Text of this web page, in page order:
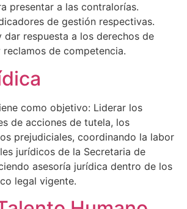
presentar a las contralorías.
de gestión respectivas.
dar respuesta a los derechos de
reclamos de competencia.
como objetivo: Liderar los
de acciones de tutela, los
prejudiciales, coordinando la labor
jurídicos de la Secretaria de
asesoría jurídica dentro de los
legal vigente.